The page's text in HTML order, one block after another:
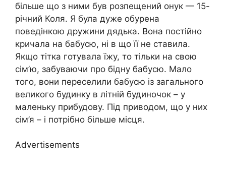
більше що з ними був розпещений онук — 15-
річний Коля. Я була дуже обурена
поведінкою дружини дядька. Вона постійно
кричала на бабусю, ні в що її не ставила.
Якщо тітка готувала їжу, то тільки на свою
сім’ю, забуваючи про бідну бабусю. Мало
того, вони переселили бабусю із загального
великого будинку в літній будиночок – у
маленьку прибудову. Під приводом, що у них
сім’я – і потрібно більше місця.
Advertisements